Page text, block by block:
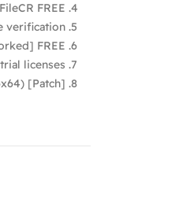
FREE
verification
FREE
licenses
[Patch]